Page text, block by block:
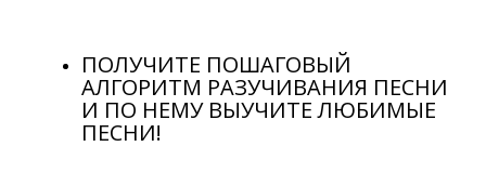
ПОЛУЧИТЕ ПОШАГОВЫЙ
АЛГОРИТМ РАЗУЧИВАНИЯ ПЕСНИ
И ПО НЕМУ ВЫУЧИТЕ ЛЮБИМЫЕ
ПЕСНИ!